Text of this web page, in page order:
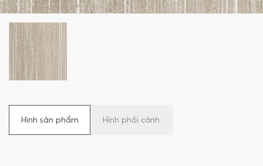
Hình sản phẩm Hình phối cảnh